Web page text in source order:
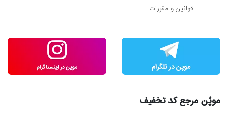
قوانین و مقررات
موپُن مرجع کد تخفیف